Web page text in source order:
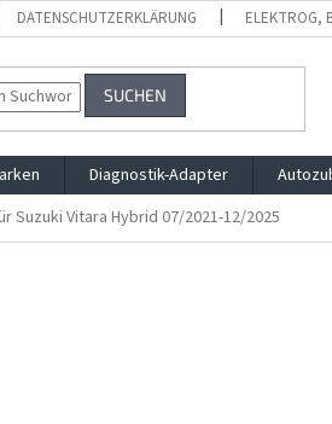
DATENSCHUTZERKLÄRUNG ELEKTROG,
SUCHEN
Diagnostik-Adapter
Suzuki Vitara Hybrid 07/2021-12/2025